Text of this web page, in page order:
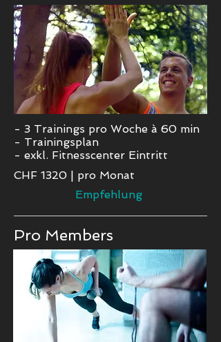
- 3 Trainings pro Woche à 60 min
- Trainingsplan
- exkl. Fitnesscenter Eintritt
CHF 1320 | pro Monat
Empfehlung
Pro Members